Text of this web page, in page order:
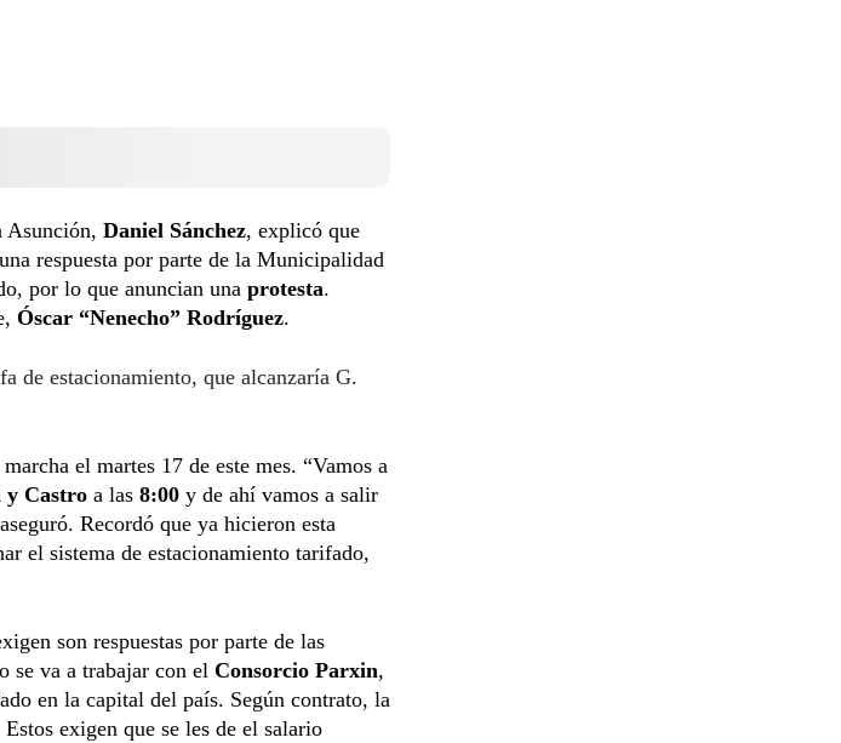
Asunción, Daniel Sánchez, explicó que
respuesta por parte de la Municipalidad
por lo que anuncian una protesta.
Óscar “Nenecho” Rodríguez.
de estacionamiento, que alcanzaría G.
el martes 17 de este mes. “Vamos a
y Castro a las 8:00 y de ahí vamos a salir
Recordó que ya hicieron esta
el sistema de estacionamiento tarifado,
son respuestas por parte de las
se va a trabajar con el Consorcio Parxin,
en la capital del país. Según contrato, la
exigen que se les de el salario